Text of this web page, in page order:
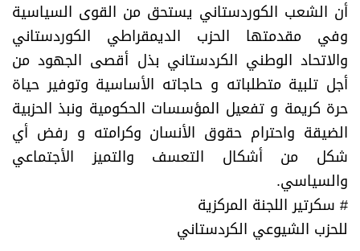
أن الشعب الكوردستاني يستحق من القوى السياسية
وفي مقدمتها الحزب الديمقراطي الكوردستاني
والاتحاد الوطني الكردستاني بذل أقصى الجهود من
أجل تلبية متطلباته و حاجاته الأساسية وتوفير حياة
حرة كريمة و تفعيل المؤسسات الحكومية ونبذ الحزبية
الضيقة واحترام حقوق الأنسان وكرامته و رفض أي
شكل من أشكال التعسف والتميز الأجتماعي
والسياسي.
# سكرتير اللجنة المركزية
للحزب الشيوعي الكردستاني